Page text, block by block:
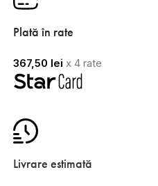
Plată în rate
367,50 lei x 4 rate
Livrare estimată